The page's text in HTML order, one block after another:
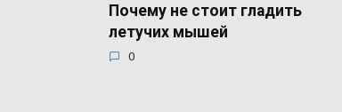
Почему не стоит гладить
летучих мышей
0